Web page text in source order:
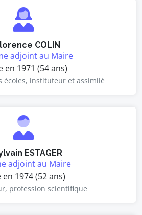
COLIN
adjoint au Maire
en 1971 (54 ans)
écoles, instituteur et assimilé
ESTAGER
adjoint au Maire
en 1974 (52 ans)
profession scientifique